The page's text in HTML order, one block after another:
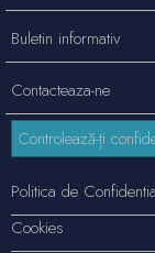
Contacteaza-ne
Buletin informativ
Controlează-ți
Politica de
Cookies